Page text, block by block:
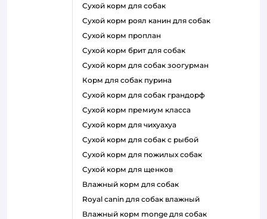
сухой корм для собак
сухой корм роял канин для собак
сухой корм проплан
сухой корм брит для собак
сухой корм для собак зоогурман
корм для собак пурина
сухой корм для собак грандорф
сухой корм премиум класса
сухой корм для чихуахуа
сухой корм для собак с рыбой
сухой корм для пожилых собак
сухой корм для щенков
влажный корм для собак
royal canin для собак влажный
влажный корм monge для собак